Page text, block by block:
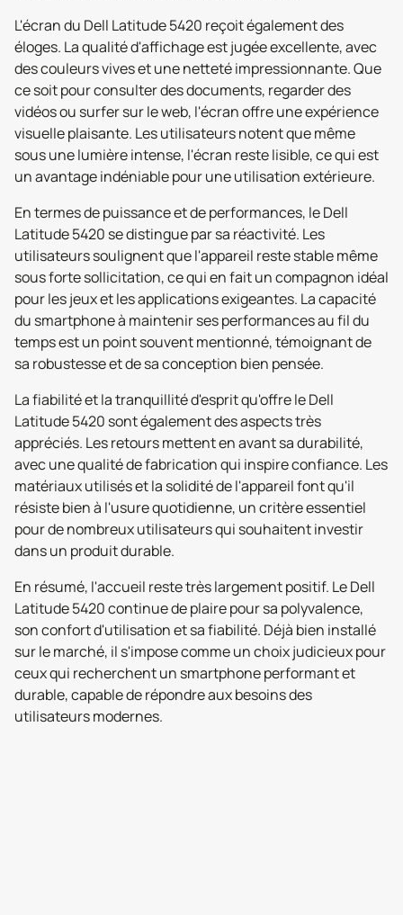
L'écran du Dell Latitude 5420 reçoit également des
éloges. La qualité d'affichage est jugée excellente, avec
des couleurs vives et une netteté impressionnante. Que
ce soit pour consulter des documents, regarder des
vidéos ou surfer sur le web, l'écran offre une expérience
visuelle plaisante. Les utilisateurs notent que même
sous une lumière intense, l'écran reste lisible, ce qui est
un avantage indéniable pour une utilisation extérieure.
En termes de puissance et de performances, le Dell
Latitude 5420 se distingue par sa réactivité. Les
utilisateurs soulignent que l'appareil reste stable même
sous forte sollicitation, ce qui en fait un compagnon idéal
pour les jeux et les applications exigeantes. La capacité
du smartphone à maintenir ses performances au fil du
temps est un point souvent mentionné, témoignant de
sa robustesse et de sa conception bien pensée.
La fiabilité et la tranquillité d'esprit qu'offre le Dell
Latitude 5420 sont également des aspects très
appréciés. Les retours mettent en avant sa durabilité,
avec une qualité de fabrication qui inspire confiance. Les
matériaux utilisés et la solidité de l'appareil font qu'il
résiste bien à l'usure quotidienne, un critère essentiel
pour de nombreux utilisateurs qui souhaitent investir
dans un produit durable.
En résumé, l'accueil reste très largement positif. Le Dell
Latitude 5420 continue de plaire pour sa polyvalence,
son confort d'utilisation et sa fiabilité. Déjà bien installé
sur le marché, il s'impose comme un choix judicieux pour
ceux qui recherchent un smartphone performant et
durable, capable de répondre aux besoins des
utilisateurs modernes.